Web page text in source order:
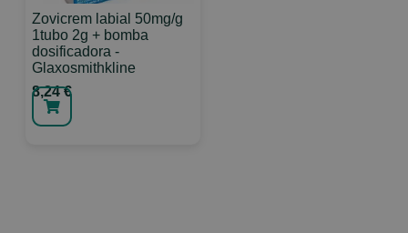
Zovicrem labial 50mg/g
1tubo 2g + bomba
dosificadora -
Glaxosmithkline
8,24 €